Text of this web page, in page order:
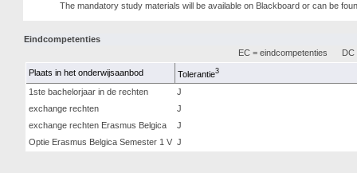
The mandatory study materials will be available on Blackboard or can be
Eindcompetenties
EC = eindcompetenties
DC
Plaats in het onderwijsaanbod Tolerantie3
1ste bachelorjaar in de rechten
J
exchange rechten
J
exchange rechten Erasmus Belgica
J
Optie Erasmus Belgica Semester 1 V J